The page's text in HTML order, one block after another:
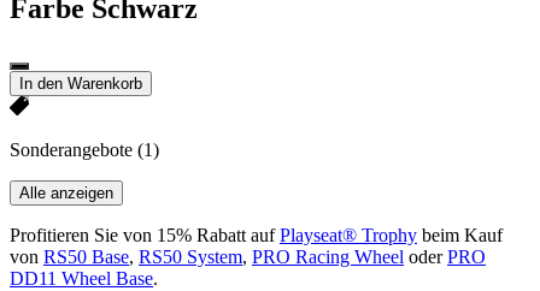
Farbe Schwarz
In den Warenkorb
Sonderangebote (1)
Alle anzeigen
Profitieren Sie von 15% Rabatt aufPlayseat® Trophy beim Kauf
von RS50 Base, RS50 System, PRO Racing Wheel oderPRO
DD11 Wheel Base.